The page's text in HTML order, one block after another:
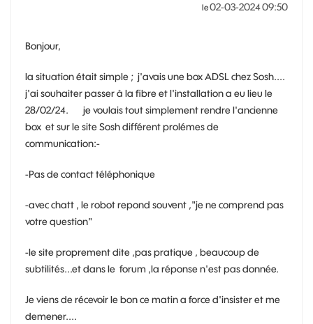
le‎02-03-202409:50
Bonjour,
la situation était simple ; j'avais une box ADSL chez Sosh....
j'ai souhaiter passer à la fibre et l'installation a eu lieu le
28/02/24. je voulais tout simplement rendre l'ancienne
box et sur le site Sosh différent prolémes de
communication:-
-Pas de contact téléphonique
-avec chatt , le robot repond souvent ,"je ne comprend pas
votre question"
-le site proprement dite ,pas pratique , beaucoup de
subtilités...et dans le forum ,la réponse n'est pas donnée.
Je viens de récevoir le bon ce matin a force d'insister et me
demener....